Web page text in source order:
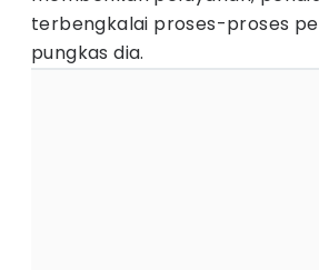
terbengkalai proses-proses
pungkas dia.